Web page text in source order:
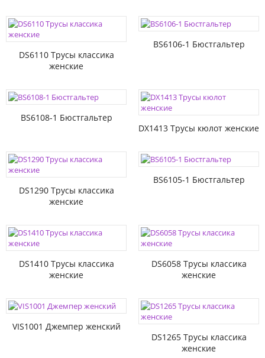
DS6110 Трусы классика
женские
BS6106-1 Бюстгальтер
BS6108-1 Бюстгальтер
DX1413 Трусы кюлот женские
DS1290 Трусы классика
женские
BS6105-1 Бюстгальтер
DS1410 Трусы классика
женские
DS6058 Трусы классика
женские
VIS1001 Джемпер женский
DS1265 Трусы классика
женские